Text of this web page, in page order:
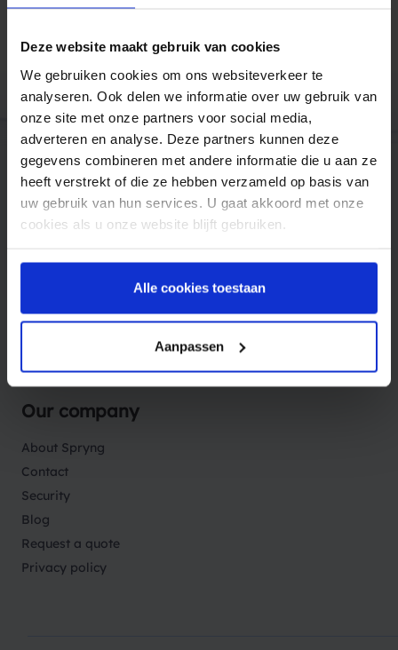
Deze website maakt gebruik van cookies
We gebruiken cookies om ons websiteverkeer te
analyseren. Ook delen we informatie over uw gebruik van
onze site met onze partners voor social media,
adverteren en analyse. Deze partners kunnen deze
gegevens combineren met andere informatie die u aan ze
heeft verstrekt of die ze hebben verzameld op basis van
uw gebruik van hun services. U gaat akkoord met onze
cookies als u onze website blijft gebruiken.
Alle cookies toestaan
Aanpassen
Trusted by companies like
Products
Our company
About Spryng
Contact
Security
Blog
Request a quote
Privacy policy